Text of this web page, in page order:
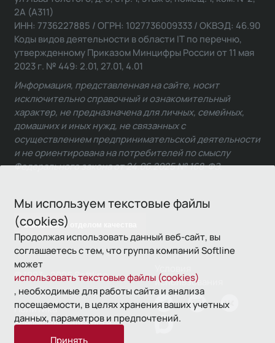
Мы используем текстовые файлы
(cookies)
Продолжая использовать данный веб-сайт, вы
соглашаетесь с тем, что группа компаний Softline
может
использовать текстовые файлы (cookies)
, необходимые для работы сайта и анализа
посещаемости, в целях хранения ваших учетных
данных, параметров и предпочтений.
Принять
Связаться с отделом качества
2А (А311)
ИНН: 7736227885 / ОГРН: 1027736009333 / ОКВЭД: 46.90
Коды видов деятельности в области IT по перечню,
утвержденному Приказом Минцифры России от 11 мая
2023 г. № 449: 2.01, 27.01, 4.01
Информация, представленная на сайте, носит
исключительно справочный и ознакомительный
характер, не предназначена для личных, семейных,
домашних и иных нужд, не связанных с
осуществлением предпринимательской деятельности
и не ориентирована на потребителей по смыслу
Федерального закона от 24.06.2025 № 168-ФЗ.
© 1993—2026 Softline
использования
Политика
конфиденциальности